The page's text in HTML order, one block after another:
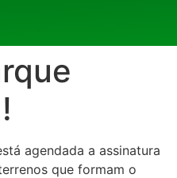
agendada a assinatura
que formam o